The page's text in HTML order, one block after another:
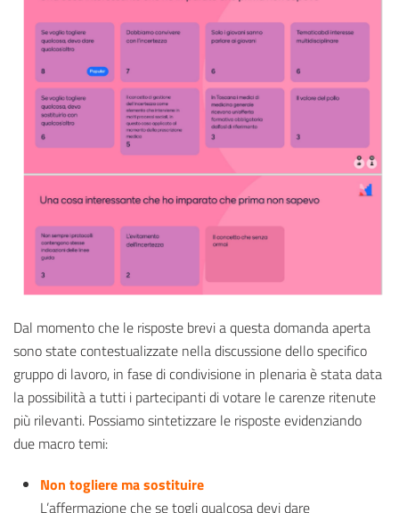
Dal momento che le risposte brevi a questa domanda aperta
sono state contestualizzate nella discussione dello specifico
gruppo di lavoro, in fase di condivisione in plenaria è stata data
la possibilità a tutti i partecipanti di votare le carenze ritenute
più rilevanti. Possiamo sintetizzare le risposte evidenziando
due macro temi:
Non togliere ma sostituire
L’affermazione che se togli qualcosa devi dare